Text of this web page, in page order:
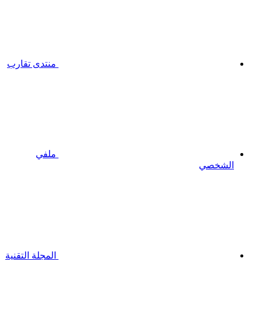
منتدى تقارب
ملفي
الشخصي
المجلة التقنية